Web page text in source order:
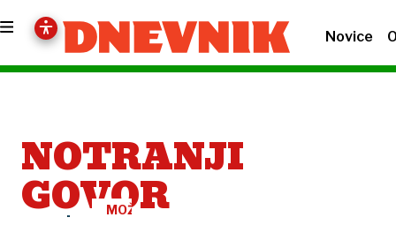
Novice
NOTRANJI
GOVOR
MOŽGANI